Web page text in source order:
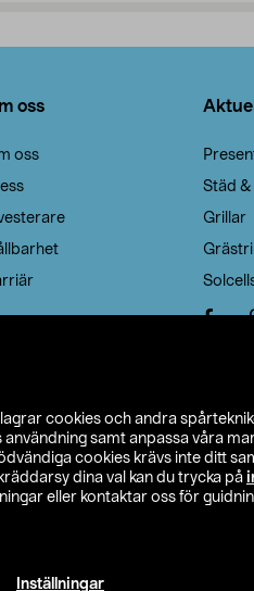
cookies och andra
samt anpassa våra
cookies krävs inte ditt
dina val kan du trycka på
eller kontaktar oss för
Inställningar
oss
oss
Städ
Grillar